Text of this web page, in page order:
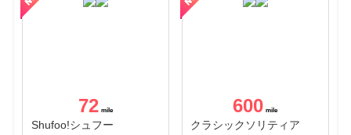
72
Shufoo!シュフー
600
クラシックソリティア